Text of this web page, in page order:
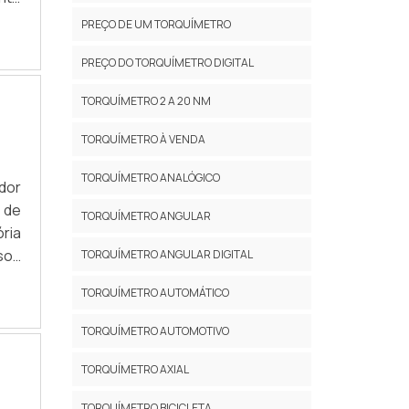
o
e
PREÇO DE UM TORQUÍMETRO
PREÇO DO TORQUÍMETRO DIGITAL
TORQUÍMETRO 2 A 20 NM
TORQUÍMETRO À VENDA
TORQUÍMETRO ANALÓGICO
TORQUÍMETRO ANGULAR
TORQUÍMETRO ANGULAR DIGITAL
TORQUÍMETRO AUTOMÁTICO
TORQUÍMETRO AUTOMOTIVO
TORQUÍMETRO AXIAL